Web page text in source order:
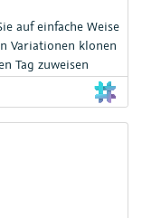
auf einfache Weise
Variationen klonen
Tag zuweisen